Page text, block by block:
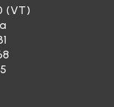
(VT)